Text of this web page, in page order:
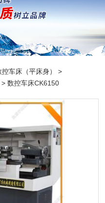
控车床（平床身）
>
> 数控车床CK6150